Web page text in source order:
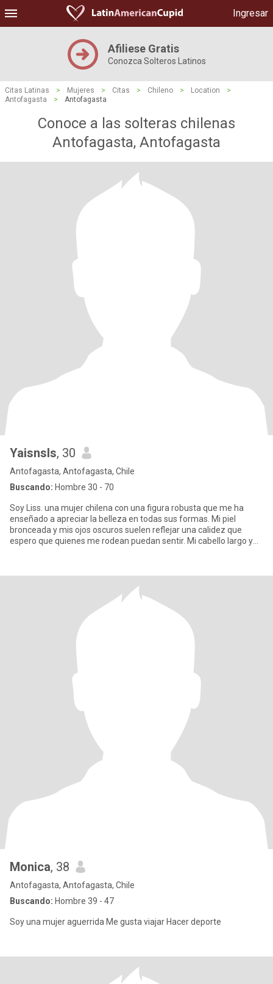
Ingresar
Afiliese Gratis
Conozca Solteros Latinos
Citas Latinas > Mujeres > Citas > Chileno > Location
>
Antofagasta
> Antofagasta
Conoce a las solteras chilenas
Antofagasta, Antofagasta
Yaisnsls, 30
Antofagasta, Antofagasta, Chile
Buscando: Hombre 30 - 70
Soy Liss. una mujer chilena con una figura robusta que me ha
enseñado a apreciar la belleza en todas sus formas. Mi piel
bronceada y mis ojos oscuros suelen reflejar una calidez que
espero que quienes me rodean puedan sentir. Mi cabello largo y
Monica, 38
Antofagasta, Antofagasta, Chile
Buscando: Hombre 39 - 47
Soy una mujer aguerrida Me gusta viajar Hacer deporte